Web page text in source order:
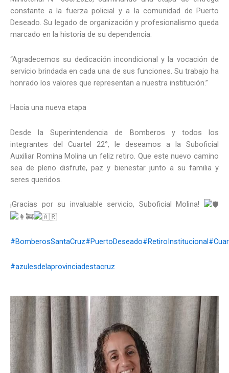
constante a la fuerza policial y a la comunidad de Puerto
Deseado. Su legado de organización y profesionalismo queda
marcado en la historia de su dependencia.
“Agradecemos su dedicación incondicional y la vocación de
servicio brindada en cada una de sus funciones. Su trabajo ha
honrado los valores que representan a nuestra institución.”
Hacia una nueva etapa
Desde la Superintendencia de Bomberos y todos los
integrantes del Cuartel 22°, le deseamos a la Suboficial
Auxiliar Romina Molina un feliz retiro. Que este nuevo camino
sea de pleno disfrute, paz y bienestar junto a su familia y
seres queridos.
¡Gracias por su invaluable servicio, Suboficial Molina!
#BomberosSantaCruz#PuertoDeseado#RetiroInstitucional
#azulesdelaprovinciadestacruz